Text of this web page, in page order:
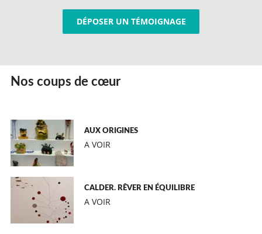
DÉPOSER UN TÉMOIGNAGE
Nos coups de cœur
AUX ORIGINES
A VOIR
CALDER. RÊVER EN ÉQUILIBRE
A VOIR